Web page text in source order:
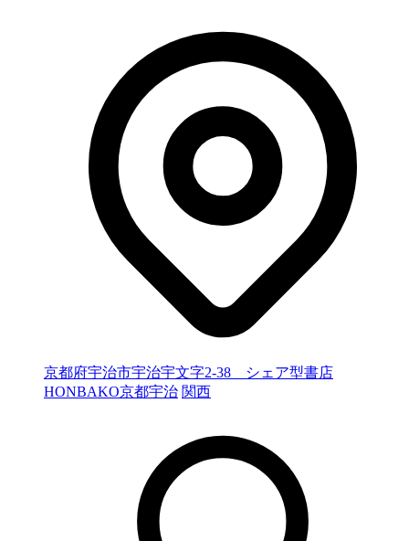
京都府宇治市宇治宇文字2-38 シェア型書店
HONBAKO京都宇治 関西